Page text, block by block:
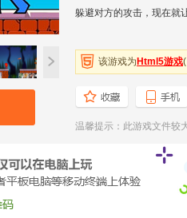
躲避对方的攻击，现在就
该游戏为 Html5游戏
温馨提示：此游戏文件较